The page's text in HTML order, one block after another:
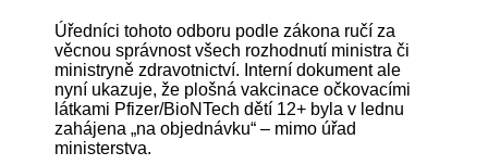
Úředníci tohoto odboru podle zákona ručí za
věcnou správnost všech rozhodnutí ministra či
ministryně zdravotnictví. Interní dokument ale
nyní ukazuje, že plošná vakcinace očkovacími
látkami Pfizer/BioNTech dětí 12+ byla v lednu
zahájena „na objednávku“ – mimo úřad
ministerstva.